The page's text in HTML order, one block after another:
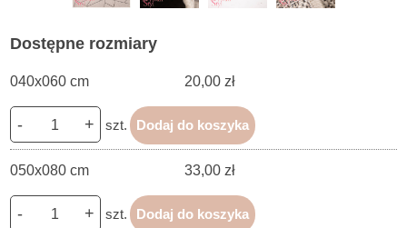
Dostępne rozmiary
040x060 cm 20,00 zł
- + szt. Dodaj do koszyka
050x080 cm 33,00 zł
- + szt. Dodaj do koszyka